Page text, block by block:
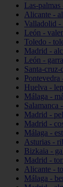
Las-palmas
Alicante -
Valladolid
León -
Toledo -
Madrid -
León -
Santa-
Pontevedra
Huelva -
Málaga -
Salamanca
Madrid -
Madrid -
Málaga -
Asturias -
Bizkaia -
Madrid -
Alicante -
Málaga -